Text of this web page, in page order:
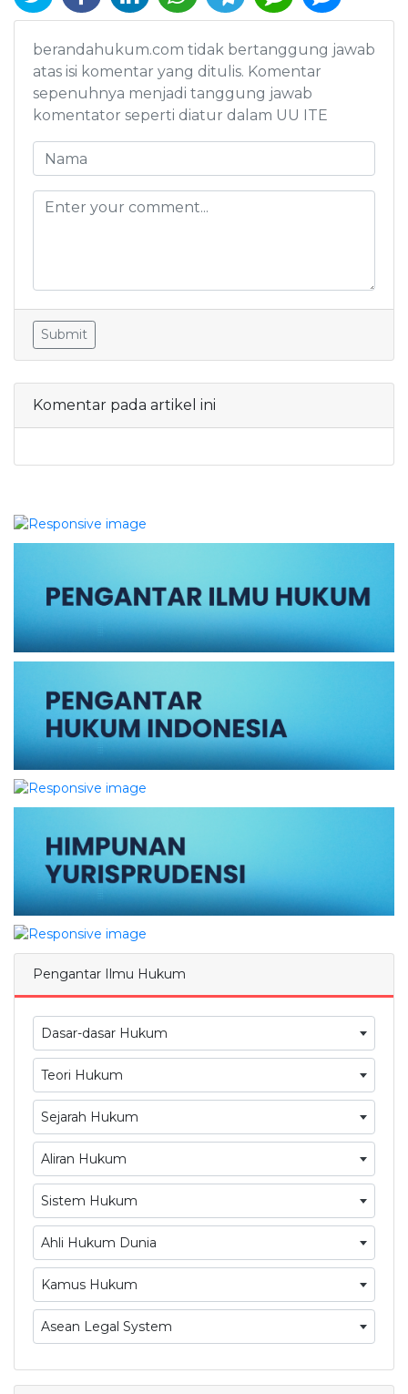
berandahukum.com tidak bertanggung jawab
atas isi komentar yang ditulis. Komentar
sepenuhnya menjadi tanggung jawab
komentator seperti diatur dalam UU ITE
Submit
Komentar pada artikel ini
Pengantar Ilmu Hukum
Dasar-dasar Hukum
Teori Hukum
Sejarah Hukum
Aliran Hukum
Sistem Hukum
Ahli Hukum Dunia
Kamus Hukum
Asean Legal System